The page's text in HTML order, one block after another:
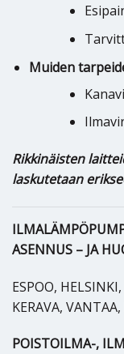
Muiden
Rikkinäisten
laskutetaan
ASENNUS – JA
ESPOO,
KERAVA,
POISTOILMA-,